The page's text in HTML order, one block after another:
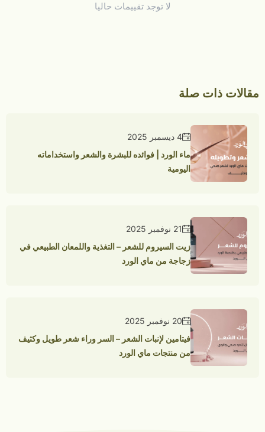
لا توجد تقييمات حاليا
مقالات ذات صلة
4 ديسمبر 2025
ماء الورد | فوائده للبشرة والشعر واستخداماته
اليومية
21 نوفمبر 2025
زيت السيروم للشعر – التغذية واللمعان الطبيعي في
زجاجة من ماي الورد
20 نوفمبر 2025
فيتامين لإنبات الشعر – السر وراء شعر طويل وكثيف
من منتجات ماي الورد